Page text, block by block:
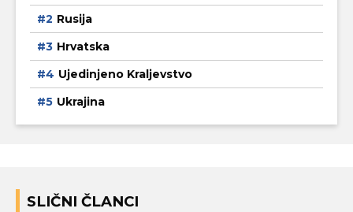
Rusija
Hrvatska
Ujedinjeno Kraljevstvo
Ukrajina
SLIČNI ČLANCI